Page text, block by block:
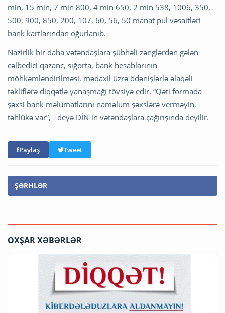
min, 15 min, 7 min 800, 4 min 650, 2 min 538, 1006, 350,
500, 900, 850, 200, 107, 60, 56, 50 manat pul vəsaitləri
bank kartlarından oğurlanıb.
Nazirlik bir daha vətəndaşlara şübhəli zənglərdən gələn
cəlbedici qazanc, sığorta, bank hesablarının
möhkəmləndirilməsi, mədaxil üzrə ödənişlərlə əlaqəli
təkliflərə diqqətlə yanaşmağı tövsiyə edir. “Qəti formada
şəxsi bank məlumatlarını naməlum şəxslərə verməyin,
təhlükə var”, - deyə DİN-in vətəndaşlara çağırışında deyilir.
Paylaş Tweet
ŞƏRHLƏR
OXŞAR XƏBƏRLƏR